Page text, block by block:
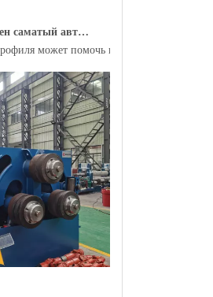
может помочь производителям
для прокатки может помочь сырье,